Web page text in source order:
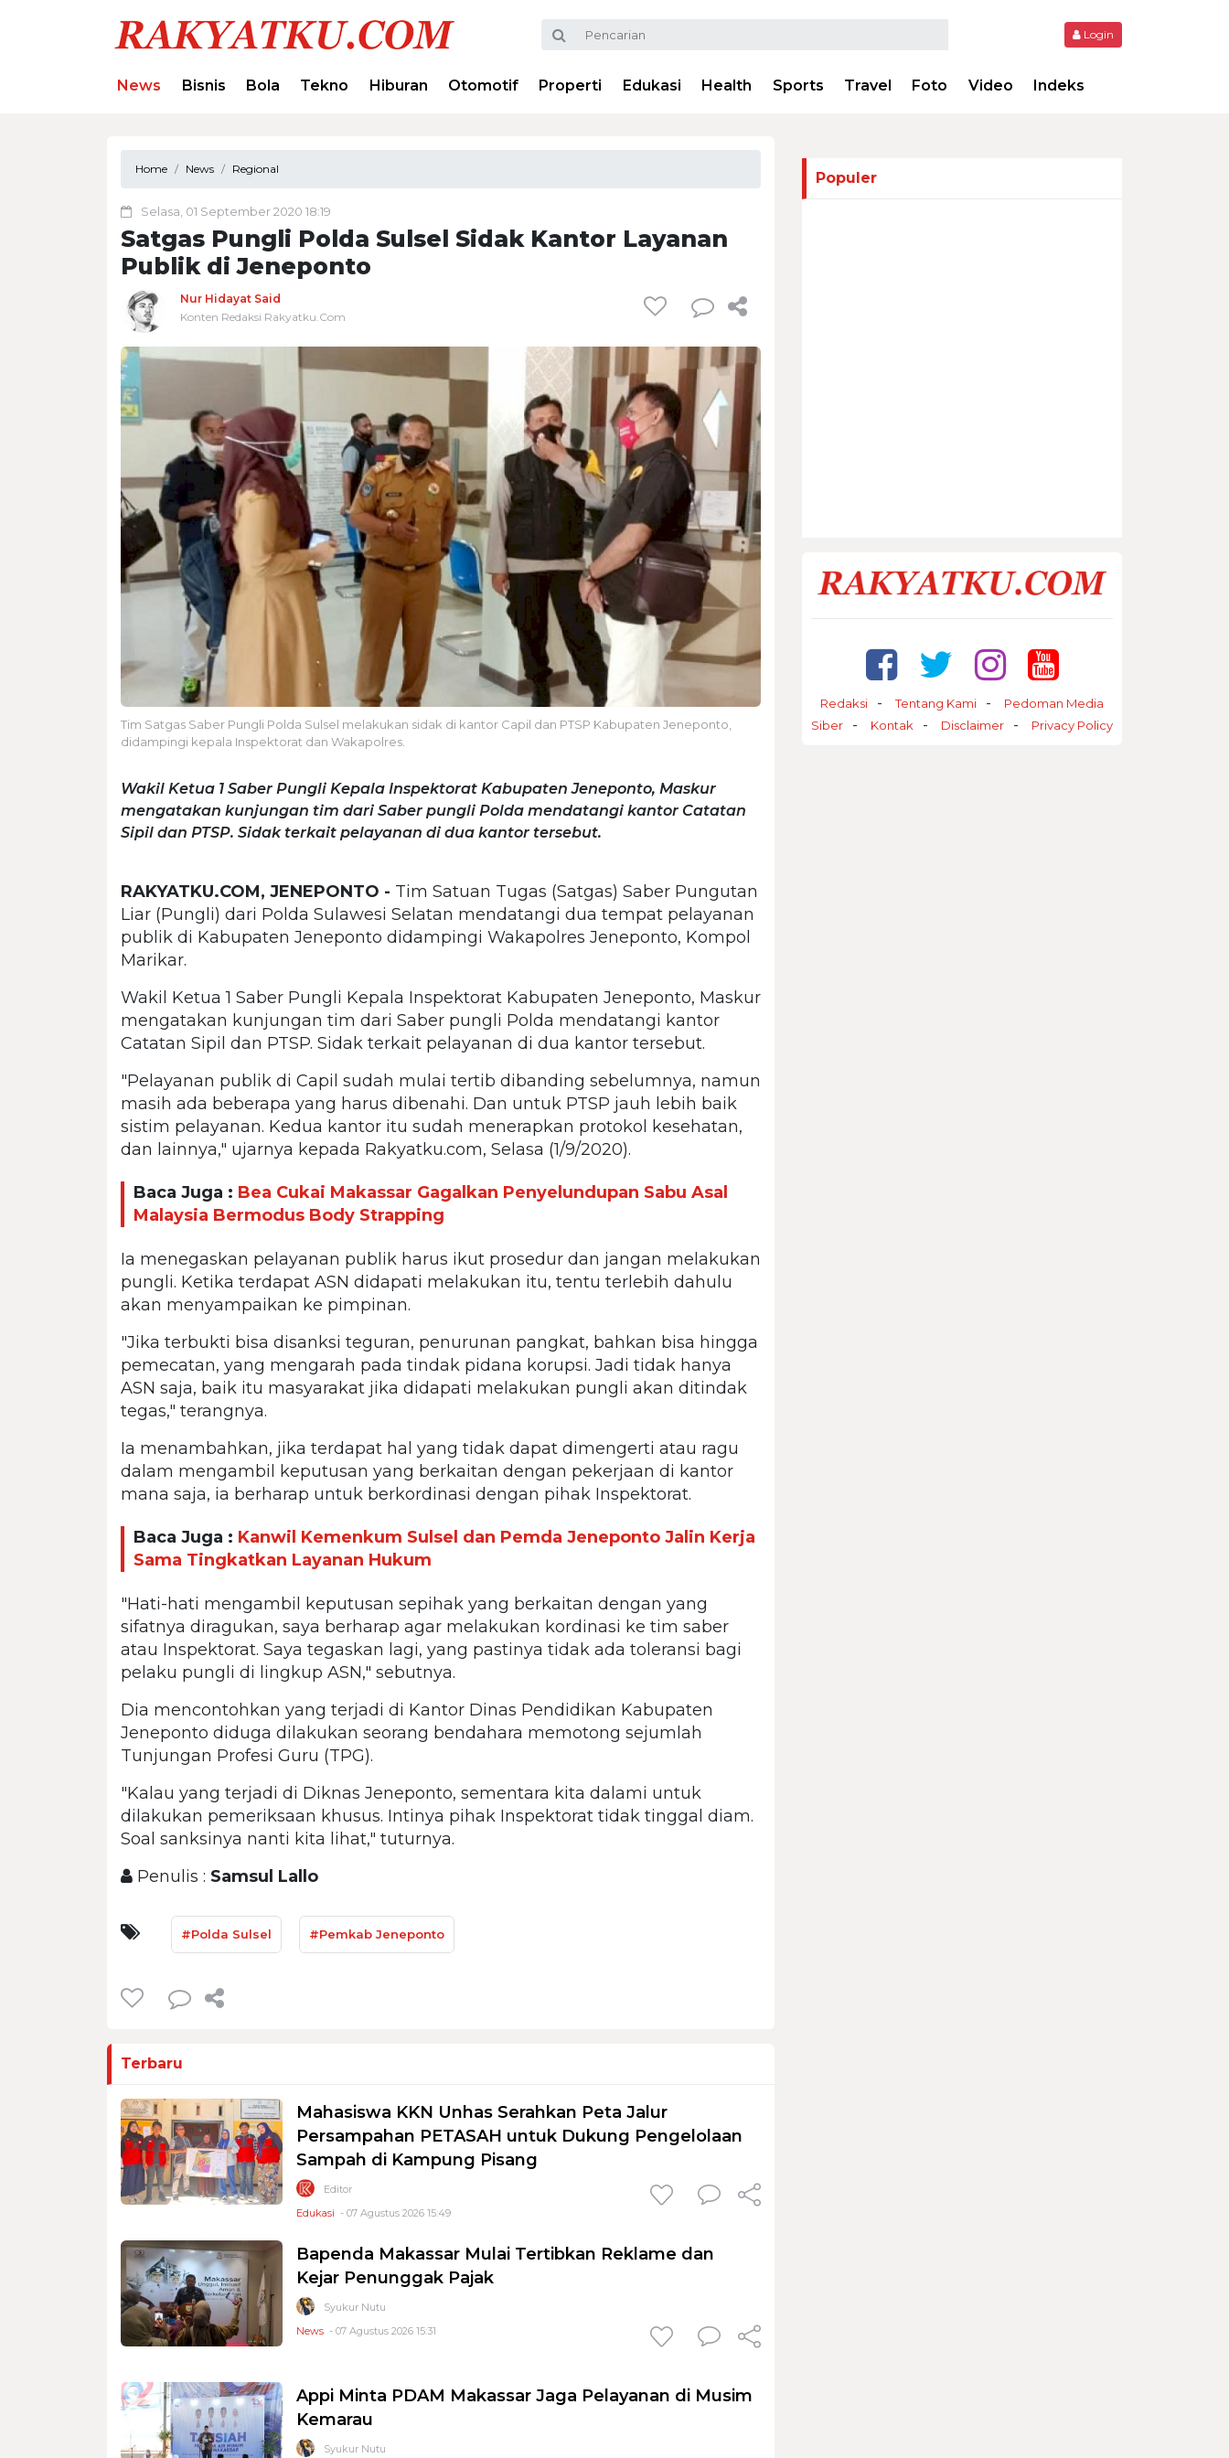
Login
News Bisnis Bola Tekno Hiburan Otomotif Properti Edukasi Health Sports Travel Foto Video Indeks
Home News Regional
Selasa, 01 September 2020 18:19
Satgas Pungli Polda Sulsel Sidak Kantor Layanan
Publik di Jeneponto
Nur Hidayat Said
Konten Redaksi Rakyatku.Com
Tim Satgas Saber Pungli Polda Sulsel melakukan sidak di kantor Capil dan PTSP Kabupaten Jeneponto,
didampingi kepala Inspektorat dan Wakapolres.
Wakil Ketua 1 Saber Pungli Kepala Inspektorat Kabupaten Jeneponto, Maskur
mengatakan kunjungan tim dari Saber pungli Polda mendatangi kantor Catatan
Sipil dan PTSP. Sidak terkait pelayanan di dua kantor tersebut.
RAKYATKU.COM, JENEPONTO - Tim Satuan Tugas (Satgas) Saber Pungutan
Liar (Pungli) dari Polda Sulawesi Selatan mendatangi dua tempat pelayanan
publik di Kabupaten Jeneponto didampingi Wakapolres Jeneponto, Kompol
Marikar.
Wakil Ketua 1 Saber Pungli Kepala Inspektorat Kabupaten Jeneponto, Maskur
mengatakan kunjungan tim dari Saber pungli Polda mendatangi kantor
Catatan Sipil dan PTSP. Sidak terkait pelayanan di dua kantor tersebut.
"Pelayanan publik di Capil sudah mulai tertib dibanding sebelumnya, namun
masih ada beberapa yang harus dibenahi. Dan untuk PTSP jauh lebih baik
sistim pelayanan. Kedua kantor itu sudah menerapkan protokol kesehatan,
dan lainnya," ujarnya kepada Rakyatku.com, Selasa (1/9/2020).
Baca Juga : Bea Cukai Makassar Gagalkan Penyelundupan Sabu Asal
Malaysia Bermodus Body Strapping
Ia menegaskan pelayanan publik harus ikut prosedur dan jangan melakukan
pungli. Ketika terdapat ASN didapati melakukan itu, tentu terlebih dahulu
akan menyampaikan ke pimpinan.
"Jika terbukti bisa disanksi teguran, penurunan pangkat, bahkan bisa hingga
pemecatan, yang mengarah pada tindak pidana korupsi. Jadi tidak hanya
ASN saja, baik itu masyarakat jika didapati melakukan pungli akan ditindak
tegas," terangnya.
Ia menambahkan, jika terdapat hal yang tidak dapat dimengerti atau ragu
dalam mengambil keputusan yang berkaitan dengan pekerjaan di kantor
mana saja, ia berharap untuk berkordinasi dengan pihak Inspektorat.
Baca Juga : Kanwil Kemenkum Sulsel dan Pemda Jeneponto Jalin Kerja
Sama Tingkatkan Layanan Hukum
"Hati-hati mengambil keputusan sepihak yang berkaitan dengan yang
sifatnya diragukan, saya berharap agar melakukan kordinasi ke tim saber
atau Inspektorat. Saya tegaskan lagi, yang pastinya tidak ada toleransi bagi
pelaku pungli di lingkup ASN," sebutnya.
Dia mencontohkan yang terjadi di Kantor Dinas Pendidikan Kabupaten
Jeneponto diduga dilakukan seorang bendahara memotong sejumlah
Tunjungan Profesi Guru (TPG).
"Kalau yang terjadi di Diknas Jeneponto, sementara kita dalami untuk
dilakukan pemeriksaan khusus. Intinya pihak Inspektorat tidak tinggal diam.
Soal sanksinya nanti kita lihat," tuturnya.
Penulis : Samsul Lallo
#Polda Sulsel #Pemkab Jeneponto
Terbaru
Mahasiswa KKN Unhas Serahkan Peta Jalur
Persampahan PETASAH untuk Dukung Pengelolaan
Sampah di Kampung Pisang
Editor
Edukasi - 07 Agustus 2026 15:49
Bapenda Makassar Mulai Tertibkan Reklame dan
Kejar Penunggak Pajak
Syukur Nutu
News - 07 Agustus 2026 15:31
Appi Minta PDAM Makassar Jaga Pelayanan di Musim
Kemarau
Syukur Nutu
Populer
Redaksi Tentang Kami
Pedoman Media
Siber
Kontak Disclaimer Privacy Policy